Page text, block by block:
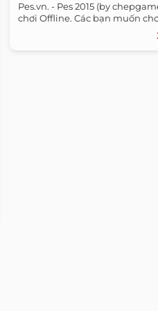
Pes.vn. - Pes 2015 (by
chơi Offline. Các bạn muốn